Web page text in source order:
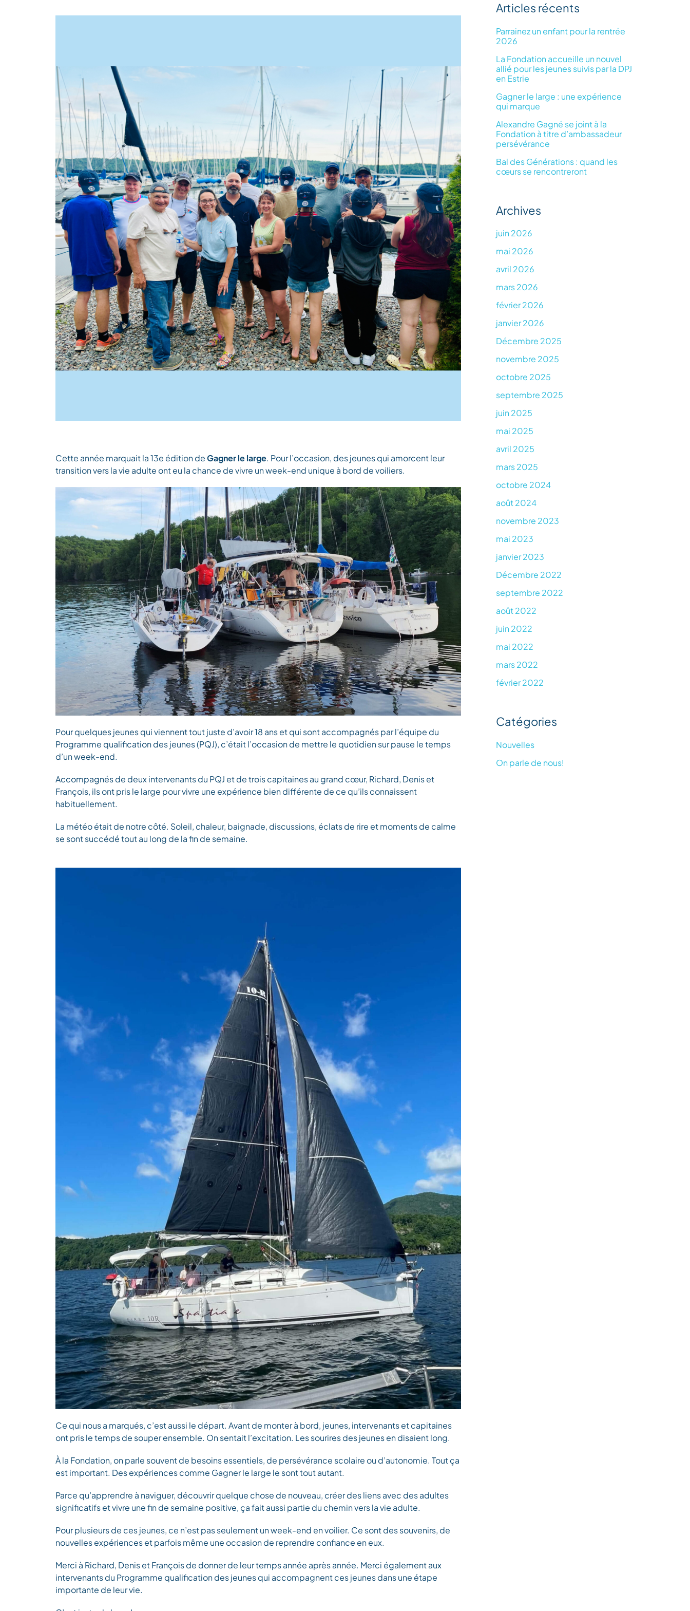
Cette année marquait la 13e édition deGagner le large. Pour l’occasion, des jeunes qui amorcent leur
transition vers la vie adulte ont eu la chance de vivre un week-end unique à bord de voiliers.
Pour quelques jeunes qui viennent tout juste d’avoir 18 ans et qui sont accompagnés par l’équipe du
Programme qualification des jeunes (PQJ), c’était l’occasion de mettre le quotidien sur pause le temps
d’un week-end.
Accompagnés de deux intervenants du PQJ et de trois capitaines au grand cœur, Richard, Denis et
François, ils ont pris le large pour vivre une expérience bien différente de ce qu’ils connaissent
habituellement.
La météo était de notre côté. Soleil, chaleur, baignade, discussions, éclats de rire et moments de calme
se sont succédé tout au long de la fin de semaine.
Ce qui nous a marqués, c’est aussi le départ. Avant de monter à bord, jeunes, intervenants et capitaines
ont pris le temps de souper ensemble. On sentait l’excitation. Les sourires des jeunes en disaient long.
À la Fondation, on parle souvent de besoins essentiels, de persévérance scolaire ou d’autonomie. Tout ça
est important. Des expériences comme Gagner le large le sont tout autant.
Parce qu’apprendre à naviguer, découvrir quelque chose de nouveau, créer des liens avec des adultes
significatifs et vivre une fin de semaine positive, ça fait aussi partie du chemin vers la vie adulte.
Pour plusieurs de ces jeunes, ce n’est pas seulement un week-end en voilier. Ce sont des souvenirs, de
nouvelles expériences et parfois même une occasion de reprendre confiance en eux.
Merci à Richard, Denis et François de donner de leur temps année après année. Merci également aux
intervenants du Programme qualification des jeunes qui accompagnent ces jeunes dans une étape
importante de leur vie.
site
:
Articles récents
Parrainez un enfant pour la rentrée
2026
La Fondation accueille un nouvel
allié pour les jeunes suivis par la DPJ
en Estrie
Gagner le large : une expérience
qui marque
Alexandre Gagné se joint à la
Fondation à titre d’ambassadeur
persévérance
Bal des Générations : quand les
cœurs se rencontreront
Archives
juin 2026
mai 2026
avril 2026
mars 2026
février 2026
janvier 2026
Décembre 2025
novembre 2025
octobre 2025
septembre 2025
juin 2025
mai 2025
avril 2025
mars 2025
octobre 2024
août 2024
novembre 2023
mai 2023
janvier 2023
Décembre 2022
septembre 2022
août 2022
juin 2022
mai 2022
mars 2022
février 2022
Catégories
Nouvelles
On parle de nous!